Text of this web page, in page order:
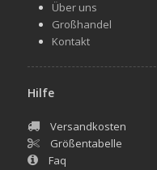
Über uns
Großhandel
Kontakt
Hilfe
Versandkosten
Größentabelle
Faq